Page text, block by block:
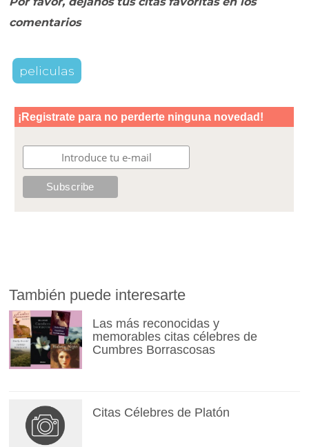
comentarios
peliculas
También puede interesarte
Las más reconocidas y
memorables citas célebres de
Cumbres Borrascosas
Citas Célebres de Platón